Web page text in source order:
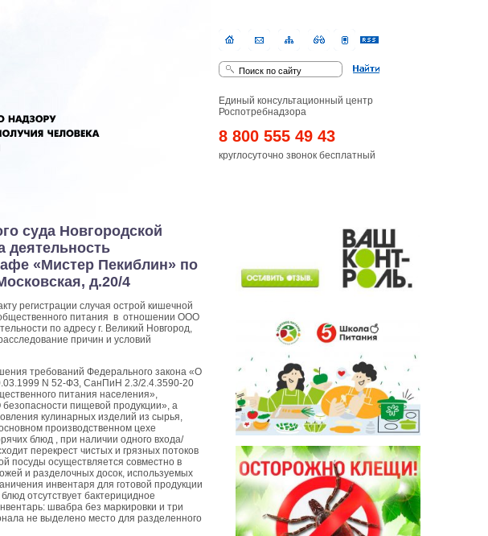
Единый консультационный центр
Роспотребнадзора
8 800 555 49 43
круглосуточно звонок бесплатный
суда Новгородской
деятельность
«Мистер Пекиблин» по
д.20/4
регистрации случая острой кишечной
питания в отношении ООО
по адресу г. Великий Новгород,
причин и условий
требований Федерального закона «О
N 52-ФЗ, СанПиН 2.3/2.4.3590-20
питания населения»,
пищевой продукции», а
кулинарных изделий из сырья,
производственном цехе
блюд , при наличии одного входа/
перекрест чистых и грязных потоков
посуды осуществляется совместно в
и разделочных досок, используемых
инвентаря для готовой продукции
отсутствует бактерицидное
швабра без маркировки и три
не выделено место для разделенного